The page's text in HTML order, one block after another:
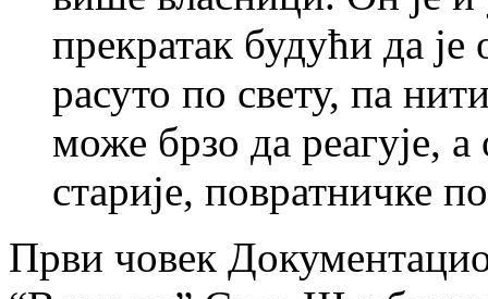
прекратак будући да
расуто по свету, па
може брзо да реагује,
старије, повратничке
Први човек